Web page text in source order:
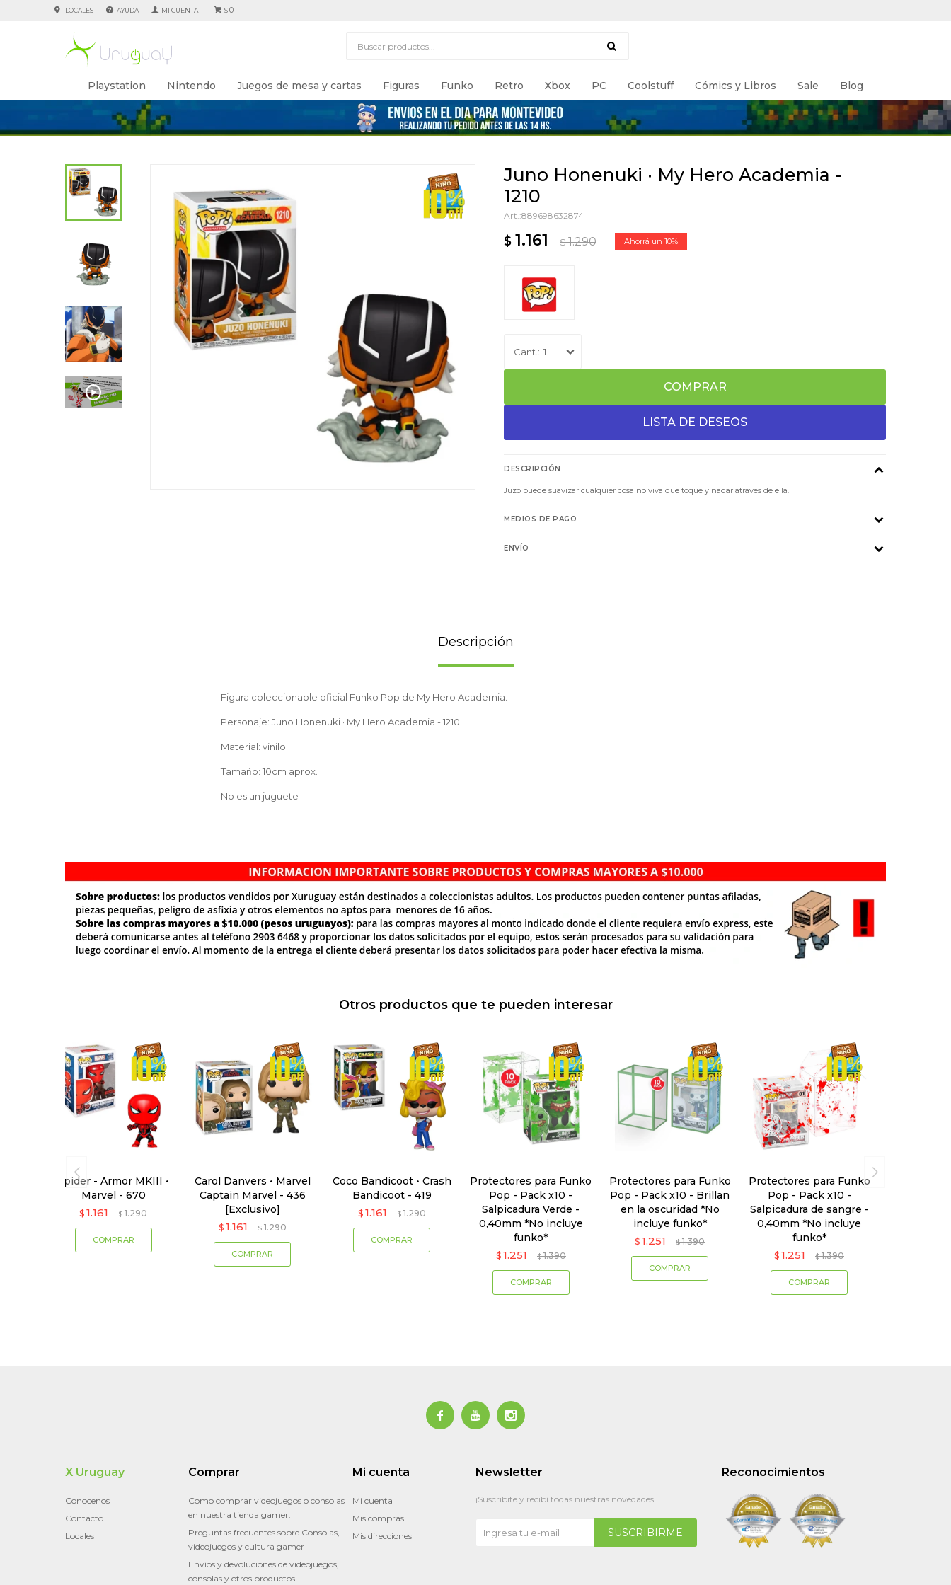
Playstation Nintendo Juegos de mesa y cartas Figuras Funko Retro Xbox PC Coolstuff Cómics y Libros Sale Blog
$0
LOCALES AYUDA
Juno Honenuki · My Hero Academia -
1210
889698632874
$ 1.161 $ 1.290 10
1
COMPRAR
DESCRIPCIÓN
Juzo puede suavizar cualquier cosa no viva que toque y nadar atraves de ella.
MEDIOS DE PAGO
ENVÍO
Descripción
Figura coleccionable oficial Funko Pop de My Hero Academia.
Personaje: Juno Honenuki · My Hero Academia - 1210
Material: vinilo.
Tamaño: 10cm aprox.
No es un juguete
Otros productos que te pueden interesar
Spider - Armor MKIII •
Marvel - 670
$ 1.161 $ 1.290
Carol Danvers • Marvel
Captain Marvel - 436
[Exclusivo]
$ 1.161 $ 1.290
Coco Bandicoot • Crash
Bandicoot - 419
$ 1.161 $ 1.290
Protectores para Funko
Pop - Pack x10 -
Salpicadura Verde -
0,40mm *No incluye
funko*
$ 1.251 $ 1.390
Protectores para Funko
Pop - Pack x10 - Brillan
en la oscuridad *No
incluye funko*
$ 1.251 $ 1.390
Protectores para Funko
Pop - Pack x10 -
Salpicadura de sangre -
0,40mm *No incluye
funko*
$ 1.251 $ 1.390
  
Reconocimientos
X Uruguay
Conocenos
Contacto
Locales
Comprar
Como comprar videojuegos o consolas
en nuestra tienda gamer.
Preguntas frecuentes sobre Consolas,
videojuegos y cultura gamer
Envíos y devoluciones de videojuegos,
consolas y otros productos
Mi cuenta
Mi cuenta
Mis compras
Mis direcciones
Newsletter
¡Suscribite y recibí todas nuestras novedades!
SUSCRIBIRME